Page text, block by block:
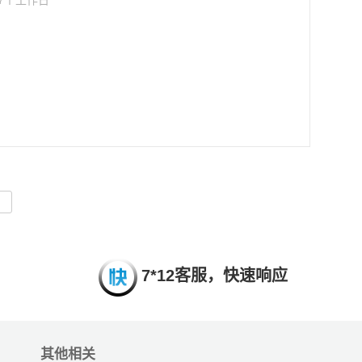
7*12客服，快速响应
其他相关